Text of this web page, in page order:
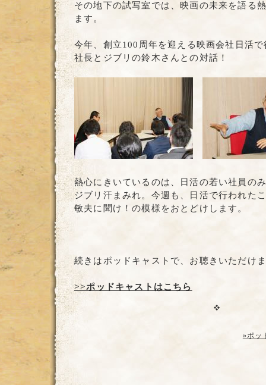
その地下の試写室では、映画の未来を語る
ます。
今年、創立100周年を迎える映画会社日活
社長とジブリの鈴木さんとの対話！
熱心にきいているのは、日活の若い社員の
ジブリ汗まみれ。今週も、日活で行われた
敏夫に聞け！の模様をおとどけします。
続きはポッドキャストで、お聴きいただけ
>>ポッドキャストはこちら
»ポッ